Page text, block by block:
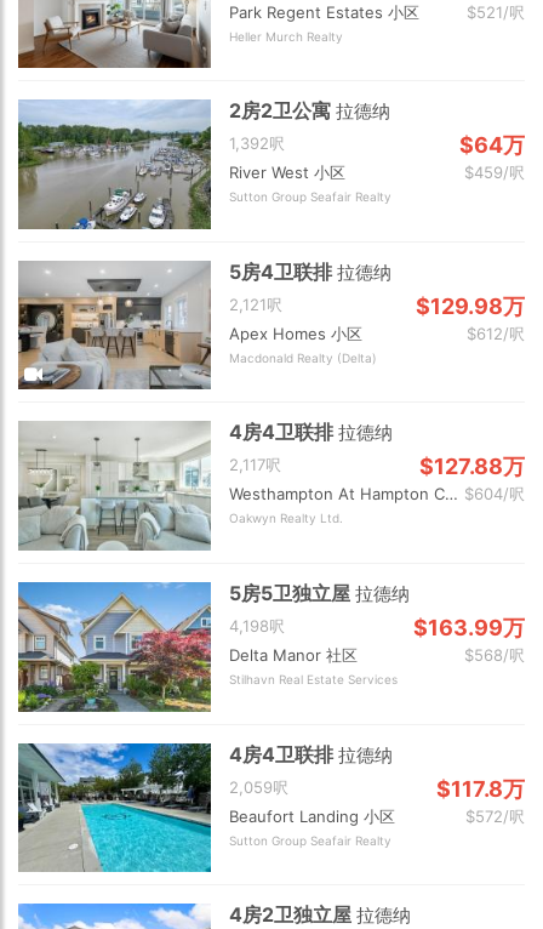
Park Regent Estates 小区 $521/呎
Heller Murch Realty
2房2卫公寓拉德纳
1,392呎 $64万
River West 小区 $459/呎
Sutton Group Seafair Realty
5房4卫联排拉德纳
2,121呎 $129.98万
Apex Homes 小区 $612/呎
Macdonald Realty (Delta)
4房4卫联排拉德纳
2,117呎 $127.88万
Westhampton At Hampton Cove 小区 $604/呎
Oakwyn Realty Ltd.
5房5卫独立屋拉德纳
4,198呎 $163.99万
Delta Manor 社区 $568/呎
Stilhavn Real Estate Services
4房4卫联排拉德纳
2,059呎 $117.8万
Beaufort Landing 小区 $572/呎
Sutton Group Seafair Realty
4房2卫独立屋拉德纳